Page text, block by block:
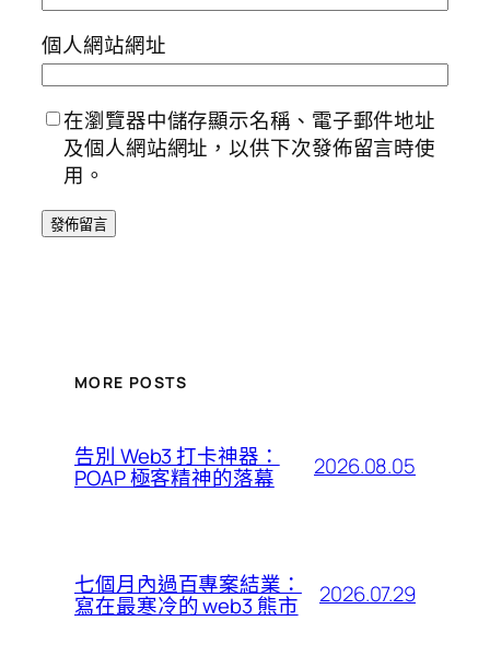
個人網站網址
在瀏覽器中儲存顯示名稱、電子郵件地址
及個人網站網址，以供下次發佈留言時使
用。
MORE POSTS
告別 Web3 打卡神器：
POAP 極客精神的落幕 2026.08.05
七個月內過百專案結業：
寫在最寒冷的 web3 熊市 2026.07.29